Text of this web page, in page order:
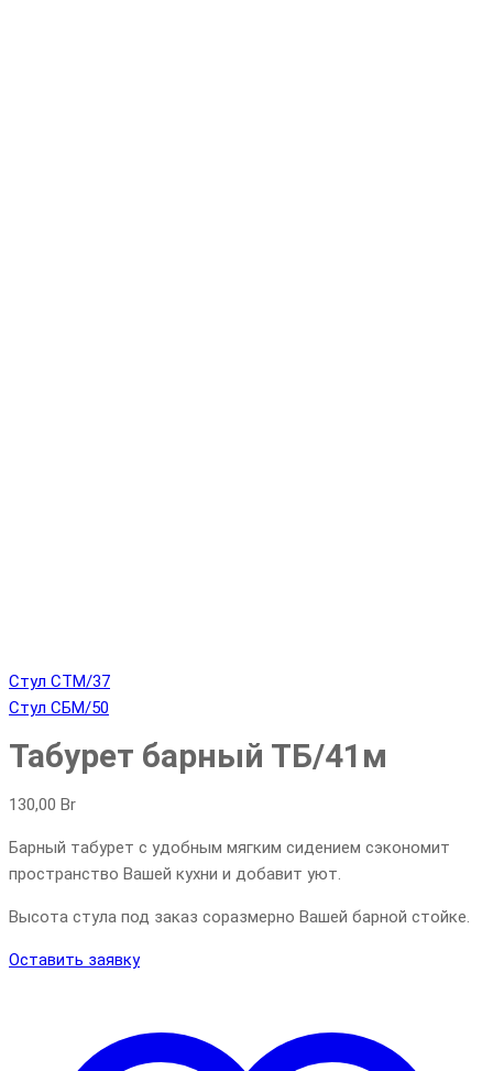
Стул СТМ/37
Стул СБМ/50
Табурет барный ТБ/41м
130,00 Br
Барный табурет с удобным мягким сидением сэкономит
пространство Вашей кухни и добавит уют.
Высота стула под заказ соразмерно Вашей барной стойке.
Оставить заявку